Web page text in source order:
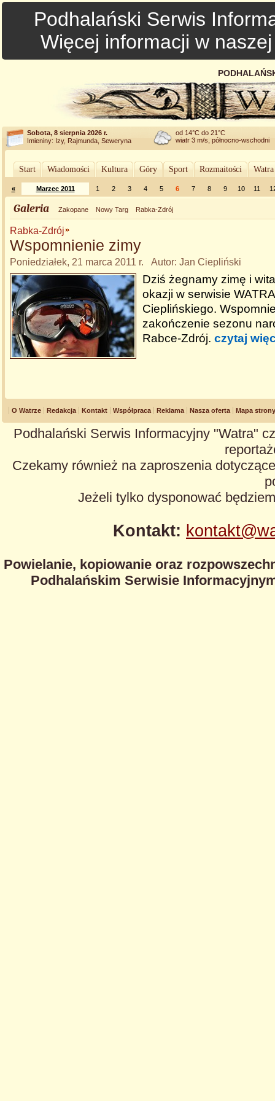
Podhalański Serwis
Więcej informacji w
Sobota, 8 sierpnia 2026 r.
Imieniny: Izy, Rajmunda, Seweryna
od 14°C do 21°C
wiatr 3 m/s, północno-wschodni
Start Wiadomości Kultura Góry Sport Rozmaitości
« Marzec 2011 1 2 3 4 5 6 7 8 9 10 11
Galeria Zakopane Nowy Targ Rabka-Zdrój
Rabka-Zdrój
Wspomnienie zimy
Poniedziałek, 21 marca 2011 r. Autor: Jan Ciepliński
Dziś żegnamy zimę i
okazji w serwisie
Cieplińskiego.
zakończenie sezonu
Rabce-Zdrój. czytaj
O Watrze Redakcja Kontakt Współpraca Reklama Nasza oferta Mapa strony
Podhalański Serwis Informacyjny "Watra"
Czekamy również na zaproszenia
Jeżeli tylko dysponować
Kontakt:
Powielanie, kopiowanie oraz
Podhalańskim Serwisie